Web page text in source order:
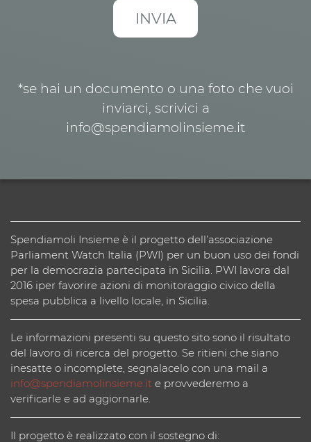
*se hai un documento o una foto che vuoi
inviarci, scrivici a
info@spendiamolinsieme.it
Spendiamoli Insieme è il progetto dell’associazione
Parliament Watch Italia (PWI) per un buon uso dei fondi
per la democrazia partecipata in Sicilia. PWI lavora dal
2016 iper favorire azioni di monitoraggio civico della
spesa pubblica a livello locale, in Sicilia.
Le informazioni presenti su questo sito sono il risultato
del lavoro di ricerca del progetto. Se ritieni che siano
inesatte o incomplete, segnalacelo con una mail a
info@spendiamolinsieme.it e provvederemo a
verificarle e ad aggiornarle.
Il progetto è realizzato con il sostegno di: